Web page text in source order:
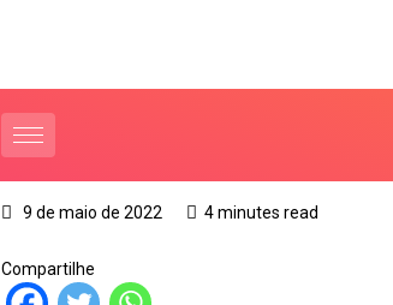
9 de maio de 2022 4 minutes read
Compartilhe